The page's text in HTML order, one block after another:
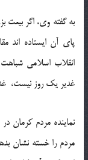
پای آن ایستاده اند
انقلاب اسلامی
غدیر یک روز نیست،
نماینده مردم کرمان
مردم را خسته نشان